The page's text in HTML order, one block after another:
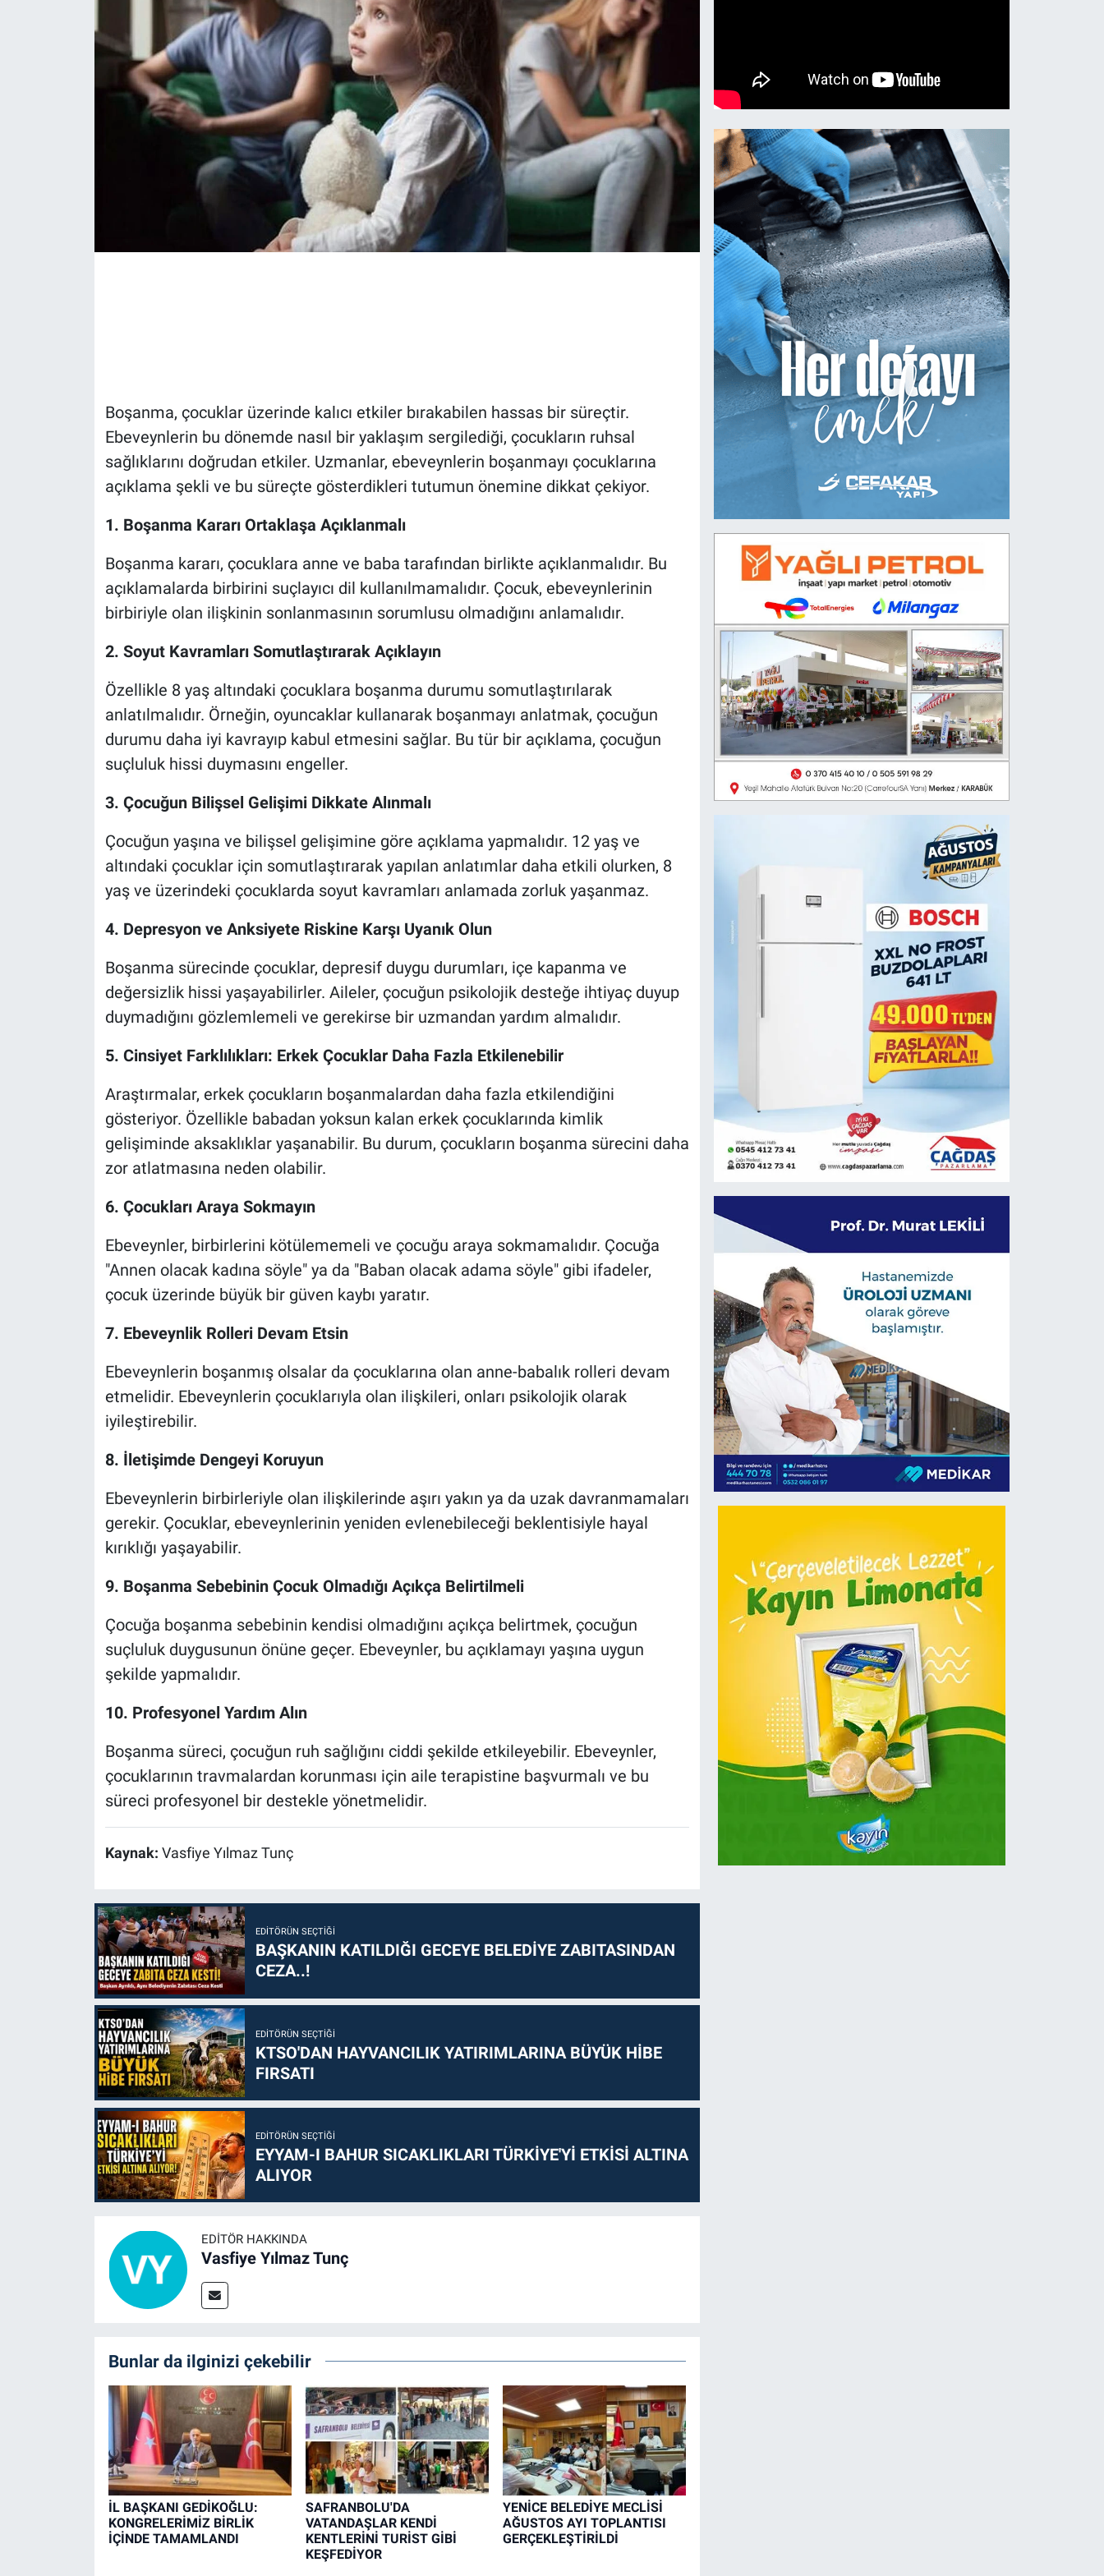
Boşanma, çocuklar üzerinde kalıcı etkiler bırakabilen hassas bir süreçtir.
Ebeveynlerin bu dönemde nasıl bir yaklaşım sergilediği, çocukların ruhsal
sağlıklarını doğrudan etkiler. Uzmanlar, ebeveynlerin boşanmayı çocuklarına
açıklama şekli ve bu süreçte gösterdikleri tutumun önemine dikkat çekiyor.
1. Boşanma Kararı Ortaklaşa Açıklanmalı
Boşanma kararı, çocuklara anne ve baba tarafından birlikte açıklanmalıdır. Bu
açıklamalarda birbirini suçlayıcı dil kullanılmamalıdır. Çocuk, ebeveynlerinin
birbiriyle olan ilişkinin sonlanmasının sorumlusu olmadığını anlamalıdır.
2. Soyut Kavramları Somutlaştırarak Açıklayın
Özellikle 8 yaş altındaki çocuklara boşanma durumu somutlaştırılarak
anlatılmalıdır. Örneğin, oyuncaklar kullanarak boşanmayı anlatmak, çocuğun
durumu daha iyi kavrayıp kabul etmesini sağlar. Bu tür bir açıklama, çocuğun
suçluluk hissi duymasını engeller.
3. Çocuğun Bilişsel Gelişimi Dikkate Alınmalı
Çocuğun yaşına ve bilişsel gelişimine göre açıklama yapmalıdır. 12 yaş ve
altındaki çocuklar için somutlaştırarak yapılan anlatımlar daha etkili olurken, 8
yaş ve üzerindeki çocuklarda soyut kavramları anlamada zorluk yaşanmaz.
4. Depresyon ve Anksiyete Riskine Karşı Uyanık Olun
Boşanma sürecinde çocuklar, depresif duygu durumları, içe kapanma ve
değersizlik hissi yaşayabilirler. Aileler, çocuğun psikolojik desteğe ihtiyaç duyup
duymadığını gözlemlemeli ve gerekirse bir uzmandan yardım almalıdır.
5. Cinsiyet Farklılıkları: Erkek Çocuklar Daha Fazla Etkilenebilir
Araştırmalar, erkek çocukların boşanmalardan daha fazla etkilendiğini
gösteriyor. Özellikle babadan yoksun kalan erkek çocuklarında kimlik
gelişiminde aksaklıklar yaşanabilir. Bu durum, çocukların boşanma sürecini daha
zor atlatmasına neden olabilir.
6. Çocukları Araya Sokmayın
Ebeveynler, birbirlerini kötülememeli ve çocuğu araya sokmamalıdır. Çocuğa
"Annen olacak kadına söyle" ya da "Baban olacak adama söyle" gibi ifadeler,
çocuk üzerinde büyük bir güven kaybı yaratır.
7. Ebeveynlik Rolleri Devam Etsin
Ebeveynlerin boşanmış olsalar da çocuklarına olan anne-babalık rolleri devam
etmelidir. Ebeveynlerin çocuklarıyla olan ilişkileri, onları psikolojik olarak
iyileştirebilir.
8. İletişimde Dengeyi Koruyun
Ebeveynlerin birbirleriyle olan ilişkilerinde aşırı yakın ya da uzak davranmamaları
gerekir. Çocuklar, ebeveynlerinin yeniden evlenebileceği beklentisiyle hayal
kırıklığı yaşayabilir.
9. Boşanma Sebebinin Çocuk Olmadığı Açıkça Belirtilmeli
Çocuğa boşanma sebebinin kendisi olmadığını açıkça belirtmek, çocuğun
suçluluk duygusunun önüne geçer. Ebeveynler, bu açıklamayı yaşına uygun
şekilde yapmalıdır.
10. Profesyonel Yardım Alın
Boşanma süreci, çocuğun ruh sağlığını ciddi şekilde etkileyebilir. Ebeveynler,
çocuklarının travmalardan korunması için aile terapistine başvurmalı ve bu
süreci profesyonel bir destekle yönetmelidir.
Kaynak: Vasfiye Yılmaz Tunç
EDITÖRÜN SEÇTIĞI
BAŞKANIN KATILDIĞI GECEYE BELEDİYE ZABITASINDAN
CEZA..!
EDITÖRÜN SEÇTIĞI
KTSO'DAN HAYVANCILIK YATIRIMLARINA BÜYÜK HİBE
FIRSATI
EDITÖRÜN SEÇTIĞI
EYYAM-I BAHUR SICAKLIKLARI TÜRKİYE'Yİ ETKİSİ ALTINA
ALIYOR
EDITÖR HAKKINDA
Vasfiye Yılmaz Tunç
Bunlar da ilginizi çekebilir
İL BAŞKANI GEDİKOĞLU:
KONGRELERİMİZ BİRLİK
İÇİNDE TAMAMLANDI
SAFRANBOLU'DA
VATANDAŞLAR KENDİ
KENTLERİNİ TURİST GİBİ
KEŞFEDİYOR
YENİCE BELEDİYE MECLİSİ
AĞUSTOS AYI TOPLANTISI
GERÇEKLEŞTİRİLDİ